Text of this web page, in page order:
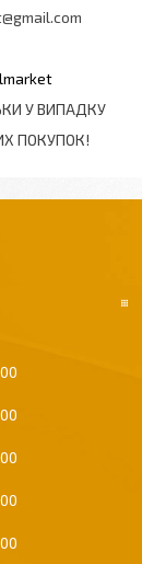
У ВИПАДКУ
ПОКУПОК!